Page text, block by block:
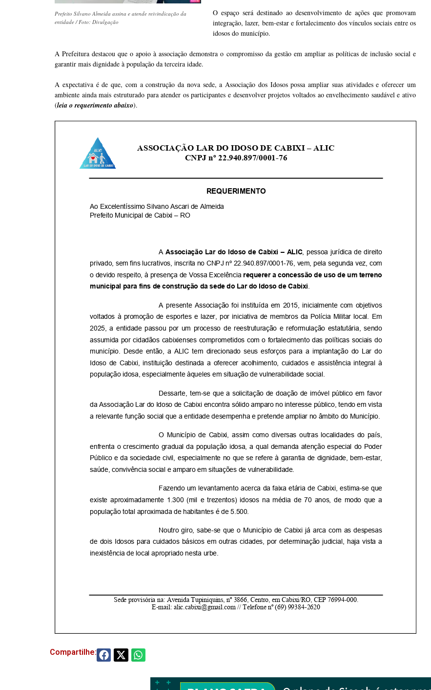
Prefeito Silvano Almeida assina e atende reivindicação da
entidade / Foto: Divulgação
O espaço será destinado ao desenvolvimento de ações que promovam
integração, lazer, bem-estar e fortalecimento dos vínculos sociais entre os
idosos do município.
A Prefeitura destacou que o apoio à associação demonstra o compromisso da gestão em ampliar as políticas de inclusão social e
garantir mais dignidade à população da terceira idade.
A expectativa é de que, com a construção da nova sede, a Associação dos Idosos possa ampliar suas atividades e oferecer um
ambiente ainda mais estruturado para atender os participantes e desenvolver projetos voltados ao envelhecimento saudável e ativo
(leia o requerimento abaixo).
Compartilhe: